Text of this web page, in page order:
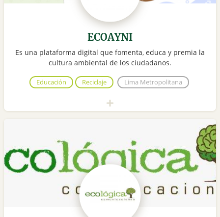
ECOAYNI
Es una plataforma digital que fomenta, educa y premia la
cultura ambiental de los ciudadanos.
Educación Reciclaje Lima Metropolitana